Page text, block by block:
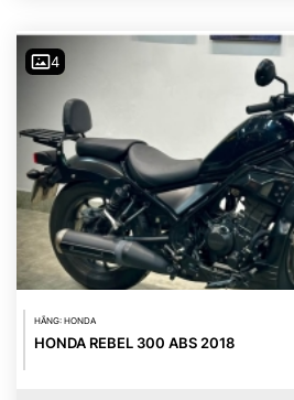
4
HÃNG: HONDA
HONDA REBEL 300 ABS 2018